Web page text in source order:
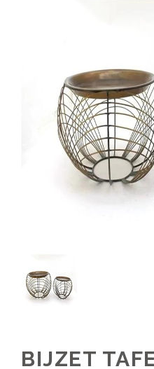
BIJZET